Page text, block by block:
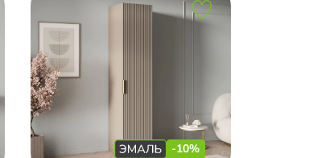
-10%